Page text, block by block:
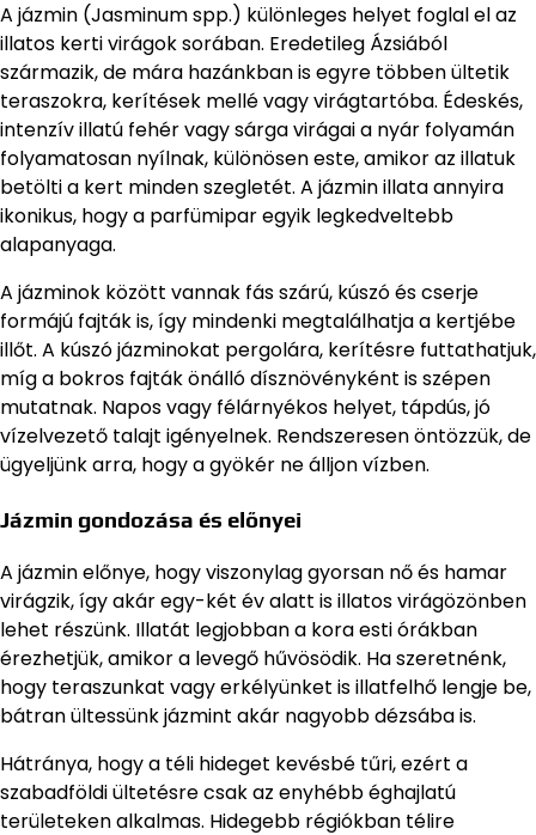
A jázmin (Jasminum spp.) különleges helyet foglal el az
illatos kerti virágok sorában. Eredetileg Ázsiából
származik, de mára hazánkban is egyre többen ültetik
teraszokra, kerítések mellé vagy virágtartóba. Édeskés,
intenzív illatú fehér vagy sárga virágai a nyár folyamán
folyamatosan nyílnak, különösen este, amikor az illatuk
betölti a kert minden szegletét. A jázmin illata annyira
ikonikus, hogy a parfümipar egyik legkedveltebb
alapanyaga.
A jázminok között vannak fás szárú, kúszó és cserje
formájú fajták is, így mindenki megtalálhatja a kertjébe
illőt. A kúszó jázminokat pergolára, kerítésre futtathatjuk,
míg a bokros fajták önálló dísznövényként is szépen
mutatnak. Napos vagy félárnyékos helyet, tápdús, jó
vízelvezető talajt igényelnek. Rendszeresen öntözzük, de
ügyeljünk arra, hogy a gyökér ne álljon vízben.
Jázmin gondozása és előnyei
A jázmin előnye, hogy viszonylag gyorsan nő és hamar
virágzik, így akár egy-két év alatt is illatos virágözönben
lehet részünk. Illatát legjobban a kora esti órákban
érezhetjük, amikor a levegő hűvösödik. Ha szeretnénk,
hogy teraszunkat vagy erkélyünket is illatfelhő lengje be,
bátran ültessünk jázmint akár nagyobb dézsába is.
Hátránya, hogy a téli hideget kevésbé tűri, ezért a
szabadföldi ültetésre csak az enyhébb éghajlatú
területeken alkalmas. Hidegebb régiókban télire